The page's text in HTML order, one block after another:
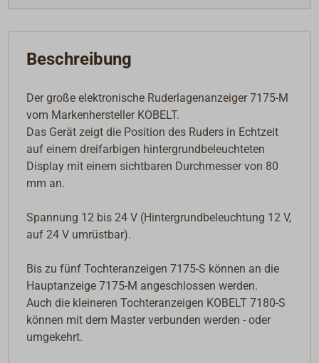
Beschreibung
Der große elektronische Ruderlagenanzeiger 7175-M
vom Markenhersteller KOBELT.
Das Gerät zeigt die Position des Ruders in Echtzeit
auf einem dreifarbigen hintergrundbeleuchteten
Display mit einem sichtbaren Durchmesser von 80
mm an.
Spannung 12 bis 24 V (Hintergrundbeleuchtung 12 V,
auf 24 V umrüstbar).
Bis zu fünf Tochteranzeigen 7175-S können an die
Hauptanzeige 7175-M angeschlossen werden.
Auch die kleineren Tochteranzeigen KOBELT 7180-S
können mit dem Master verbunden werden - oder
umgekehrt.